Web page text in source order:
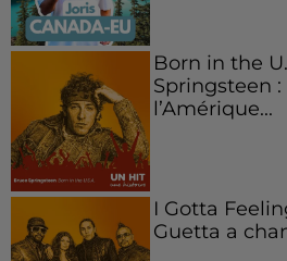
Born in the
Springsteen
l’Amérique...
I Gotta
Guetta a